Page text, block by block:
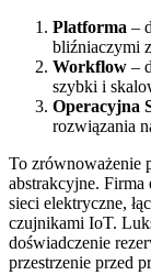
Platforma –
bliźniaczymi
Workflow –
szybki i
Operacyjna
rozwiązania
To zrównoważenie
abstrakcyjne. Firma
sieci elektryczne,
czujnikami IoT.
doświadczenie
przestrzenie przed